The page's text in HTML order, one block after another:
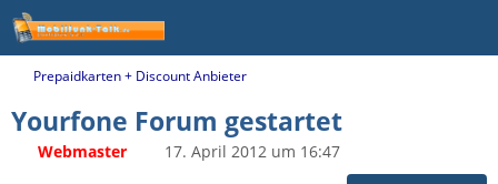
Prepaidkarten + Discount Anbieter
Yourfone Forum gestartet
Webmaster 17. April 2012 um 16:47